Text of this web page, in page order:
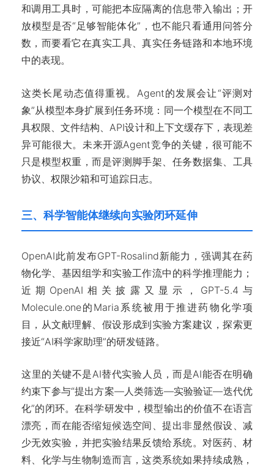
和调用工具时，可能把本应隔离的信息带入输出；开
放模型是否“足够智能体化”，也不能只看通用问答分
数，而要看它在真实工具、真实任务链路和本地环境
中的表现。
这类长尾动态值得重视。Agent的发展会让“评测对
象”从模型本身扩展到任务环境：同一个模型在不同工
具权限、文件结构、API设计和上下文缓存下，表现差
异可能很大。未来开源Agent竞争的关键，很可能不
只是模型权重，而是评测脚手架、任务数据集、工具
协议、权限沙箱和可追踪日志。
三、科学智能体继续向实验闭环延伸
OpenAI此前发布GPT-Rosalind新能力，强调其在药
物化学、基因组学和实验工作流中的科学推理能力；
近期OpenAI相关披露又显示，GPT-5.4与
Molecule.one的Maria系统被用于推进药物化学项
目，从文献理解、假设形成到实验方案建议，探索更
接近“AI科学家助理”的研发链路。
这里的关键不是AI替代实验人员，而是AI能否在明确
约束下参与“提出方案—人类筛选—实验验证—迭代优
化”的闭环。在科学研发中，模型输出的价值不在语言
漂亮，而在能否缩短候选空间、提出非显然假设、减
少无效实验，并把实验结果反馈给系统。对医药、材
料、化学与生物制造而言，这类系统如果持续成熟，